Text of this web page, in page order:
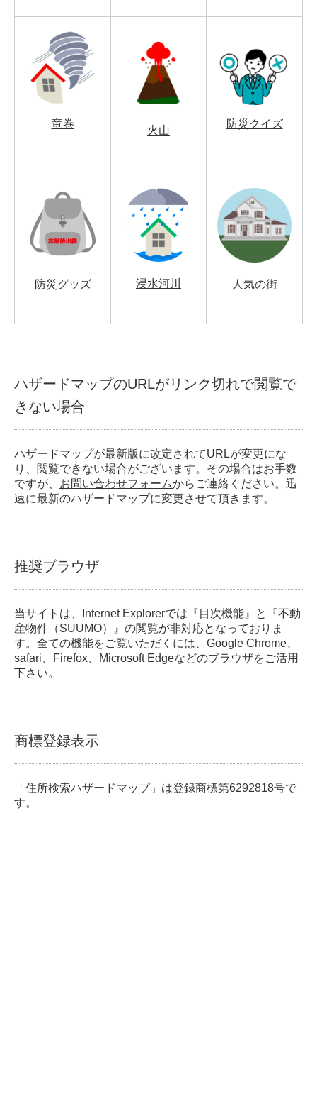
竜巻
火山
防災クイズ
防災グッズ 浸水河川 人気の街
ハザードマップのURLがリンク切れで閲覧で
きない場合
ハザードマップが最新版に改定されてURLが変更にな
り、閲覧できない場合がございます。その場合はお手数
ですが、 お問い合わせフォームからご連絡ください。迅
速に最新のハザードマップに変更させて頂きます。
推奨ブラウザ
当サイトは、Internet Explorerでは『目次機能』と『不動
産物件（SUUMO）』の閲覧が非対応となっておりま
す。全ての機能をご覧いただくには、Google Chrome、
safari、Firefox、Microsoft Edgeなどのブラウザをご活用
下さい。
商標登録表示
「住所検索ハザードマップ」は登録商標第6292818号で
す。